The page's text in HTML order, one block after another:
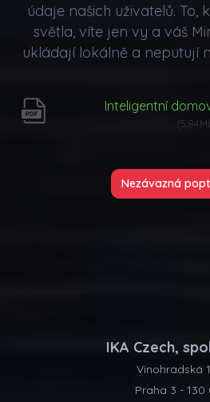
údaje našich uživatelů.
světla, víte jen vy a váš
ukládají lokálně a neputují
Inteligentní
Nezávazná
IKA Czech,
Vinohradská
Praha 3 - 130